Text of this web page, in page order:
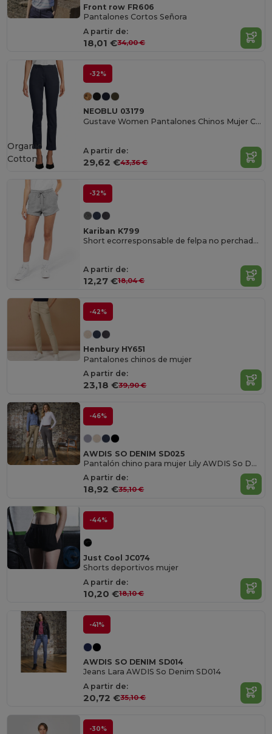
Front row FR606
Pantalones Cortos Señora
A partir de:
18,01 €34,00 €
-32%
NEOBLU 03179
Gustave Women Pantalones Chinos Mujer Con Cintura Elástica
A partir de:
29,62 €43,36 €
Organic
Cotton
-32%
Kariban K799
Short ecorresponsable de felpa no perchada mujer<br/>
A partir de:
12,27 €18,04 €
-42%
Henbury HY651
Pantalones chinos de mujer
A partir de:
23,18 €39,90 €
-46%
AWDIS SO DENIM SD025
Pantalón chino para mujer Lily AWDIS So Denim SD025
A partir de:
18,92 €35,10 €
-44%
Just Cool JC074
Shorts deportivos mujer
A partir de:
10,20 €18,10 €
-41%
AWDIS SO DENIM SD014
Jeans Lara AWDIS So Denim SD014
A partir de:
20,72 €35,10 €
-30%